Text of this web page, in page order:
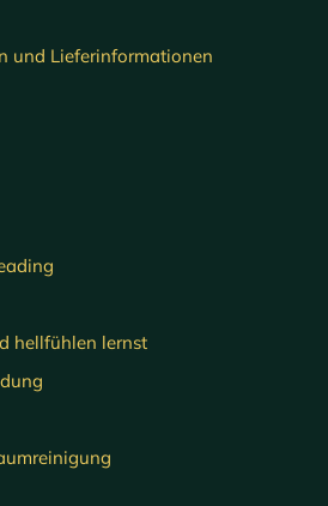
und Lieferinformationen
hellfühlen lernst